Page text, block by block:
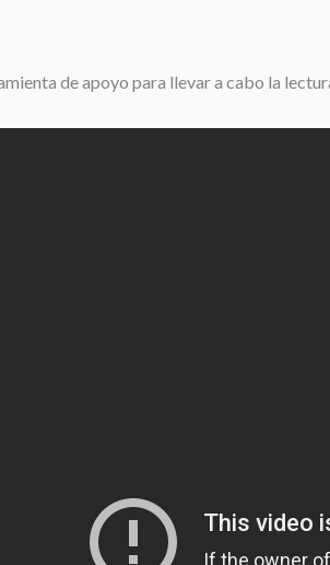
de apoyo para llevar a cabo la